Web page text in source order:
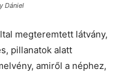
Dániel
megteremtett látvány,
pillanatok alatt
amiről a néphez,